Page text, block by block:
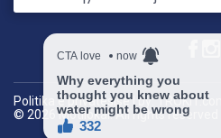
© 2026 Motilokal. All rights reserved
Politika e privatësisë| by: TROKIT.com